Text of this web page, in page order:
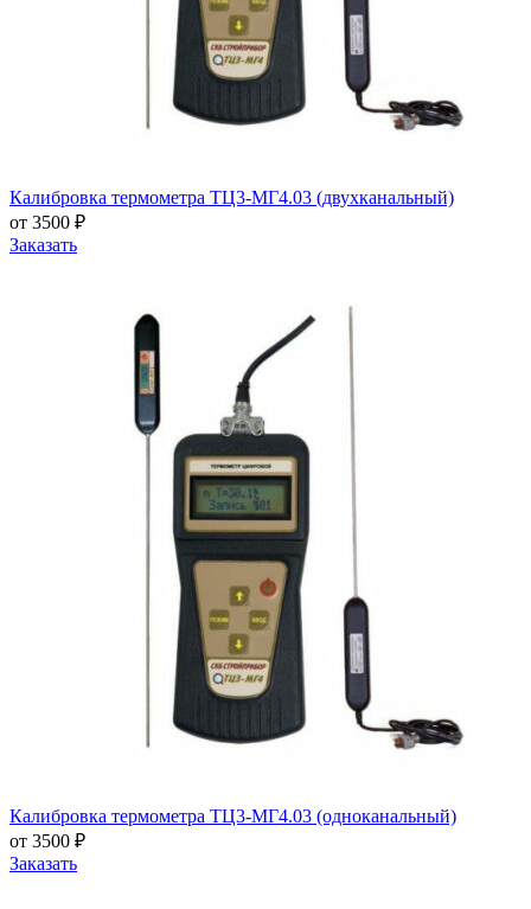
Калибровка термометра ТЦ3-МГ4.03 (двухканальный)
от 3500 ₽
Заказать
Калибровка термометра ТЦ3-МГ4.03 (одноканальный)
от 3500 ₽
Заказать